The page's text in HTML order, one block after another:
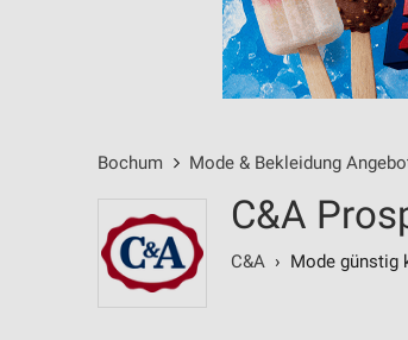
Bochum Mode & Bekleidung
C&A
C&A › Mode günstig